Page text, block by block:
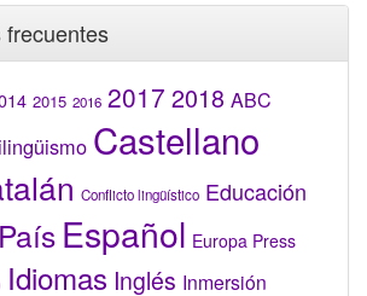
frecuentes
2015 2016 2017 2018 ABC
Castellano
Conflicto lingüístico Educación
Español Europa Press
Idiomas Inglés Inmersión